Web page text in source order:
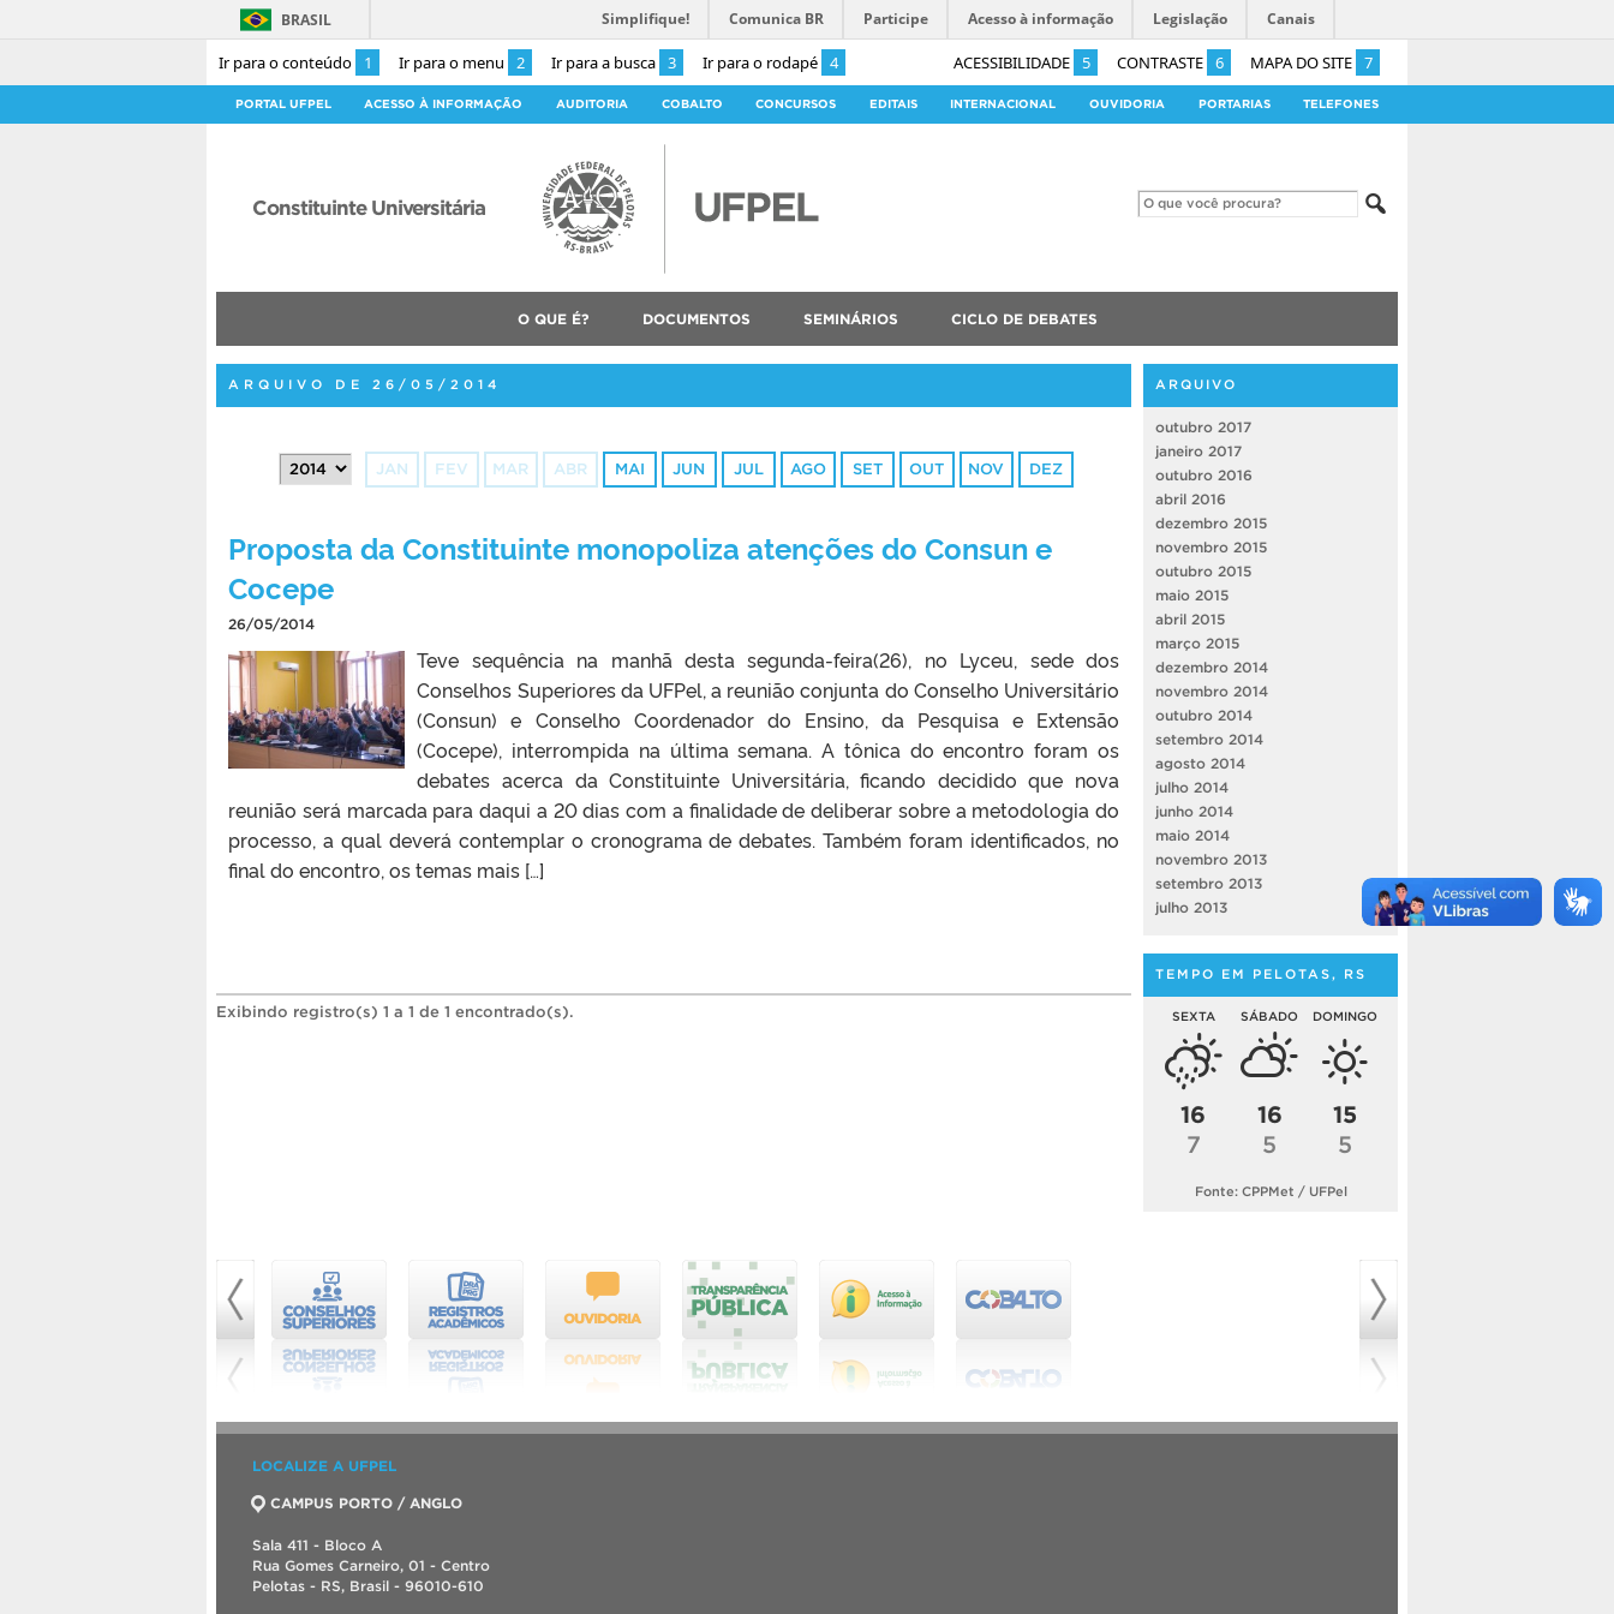
Ir para o conteúdo 1 Ir para o menu 2 Ir para a busca 3 Ir para o rodapé 4 ACESSIBILIDADE 5 CONTRASTE 6 MAPA DO SITE 7
BRASIL Simplifique! Comunica BR Participe Acesso à informação Legislação Canais
PORTAL UFPEL ACESSO À INFORMAÇÃO AUDITORIA COBALTO CONCURSOS EDITAIS INTERNACIONAL OUVIDORIA PORTARIAS TELEFONES
Constituinte Universitária
O QUE É? DOCUMENTOS SEMINÁRIOS CICLO DE DEBATES
ARQUIVO DE 26/05/2014
JAN FEV MAR ABR MAI JUN JUL AGO SET OUT NOV DEZ
Proposta da Constituinte monopoliza atenções do Consun e
Cocepe
26/05/2014
Teve sequência na manhã desta segunda-feira(26), no Lyceu, sede dos
Conselhos Superiores da UFPel, a reunião conjunta do Conselho Universitário
(Consun) e Conselho Coordenador do Ensino, da Pesquisa e Extensão
(Cocepe), interrompida na última semana. A tônica do encontro foram os
debates acerca da Constituinte Universitária, ficando decidido que nova
reunião será marcada para daqui a 20 dias com a finalidade de deliberar sobre a metodologia do
processo, a qual deverá contemplar o cronograma de debates. Também foram identificados, no
final do encontro, os temas mais […]
Exibindo registro(s) 1 a 1 de 1 encontrado(s).
ARQUIVO
outubro 2017
janeiro 2017
outubro 2016
abril 2016
dezembro 2015
novembro 2015
outubro 2015
maio 2015
abril 2015
março 2015
dezembro 2014
novembro 2014
outubro 2014
setembro 2014
agosto 2014
julho 2014
junho 2014
maio 2014
novembro 2013
setembro 2013
julho 2013
TEMPO EM PELOTAS, RS
SEXTA
16
7
SÁBADO
16
5
DOMINGO
15
5
Fonte: CPPMet / UFPel
LOCALIZE A UFPEL
CAMPUS PORTO / ANGLO
Sala 411 - Bloco A
Rua Gomes Carneiro, 01 - Centro
Pelotas - RS, Brasil - 96010-610